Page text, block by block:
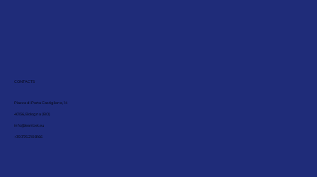
CONTACTS
Piazza di Porta Castiglione, 14
40136, Bologna (BO)
info@leanbet.eu
+39 376 210 8166